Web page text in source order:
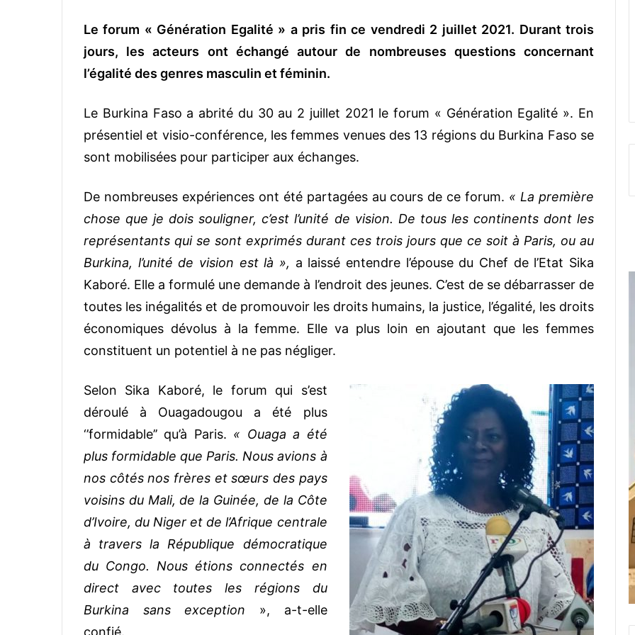
Le forum « Génération Egalité » a pris fin ce vendredi 2 juillet 2021. Durant trois
jours, les acteurs ont échangé autour de nombreuses questions concernant
l’égalité des genres masculin et féminin.
Le Burkina Faso a abrité du 30 au 2 juillet 2021 le forum « Génération Egalité ». En
présentiel et visio-conférence, les femmes venues des 13 régions du Burkina Faso se
sont mobilisées pour participer aux échanges.
De nombreuses expériences ont été partagées au cours de ce forum. « La première
chose que je dois souligner, c’est l’unité de vision. De tous les continents dont les
représentants qui se sont exprimés durant ces trois jours que ce soit à Paris, ou au
Burkina, l’unité de vision est là », a laissé entendre l’épouse du Chef de l’Etat Sika
Kaboré. Elle a formulé une demande à l’endroit des jeunes. C’est de se débarrasser de
toutes les inégalités et de promouvoir les droits humains, la justice, l’égalité, les droits
économiques dévolus à la femme. Elle va plus loin en ajoutant que les femmes
constituent un potentiel à ne pas négliger.
Selon Sika Kaboré, le forum qui s’est
déroulé à Ouagadougou a été plus
‘’formidable’’ qu’à Paris. « Ouaga a été
plus formidable que Paris. Nous avions à
nos côtés nos frères et sœurs des pays
voisins du Mali, de la Guinée, de la Côte
d’Ivoire, du Niger et de l’Afrique centrale
à travers la République démocratique
du Congo. Nous étions connectés en
direct avec toutes les régions du
Burkina sans exception », a-t-elle
confié.